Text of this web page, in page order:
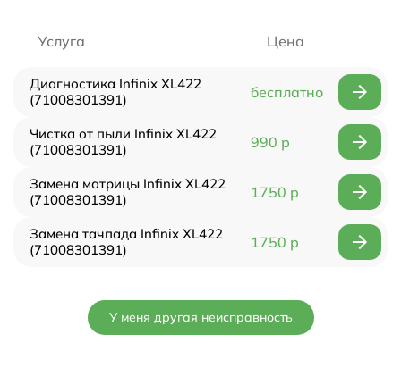
Услуга Цена
Диагностика Infinix XL422
(71008301391)
бесплатно
Чистка от пыли Infinix XL422
(71008301391)
990 р
Замена матрицы Infinix XL422
(71008301391)
1750 р
Замена тачпада Infinix XL422
(71008301391)
1750 р
У меня другая неисправность